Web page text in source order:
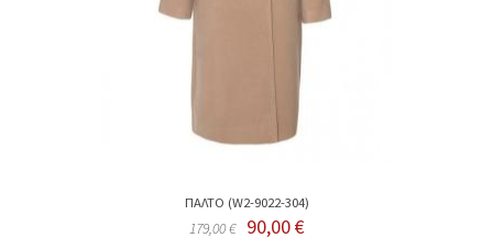
ΠΑΛΤΟ (W2-9022-304)
179,00 € 90,00 €